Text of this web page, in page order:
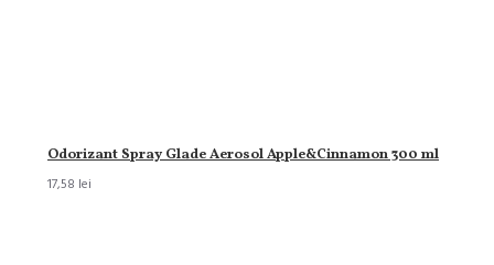
Odorizant Spray Glade Aerosol Apple&Cinnamon 300 ml
17,58 lei